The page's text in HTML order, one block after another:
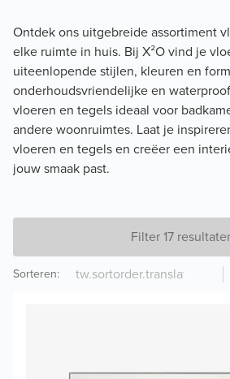
Ontdek ons uitgebreide assortiment
elke ruimte in huis. Bij X²O vind je
uiteenlopende stijlen, kleuren en
onderhoudsvriendelijke en
vloeren en tegels ideaal voor
andere woonruimtes. Laat je
vloeren en tegels en creëer een
jouw smaak past.
Filter 17
Sorteren: